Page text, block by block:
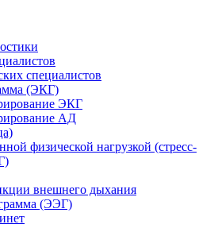
специалистов
(ЭКГ)
ЭКГ
АД
физической нагрузкой (стресс-
внешнего дыхания
(ЭЭГ)